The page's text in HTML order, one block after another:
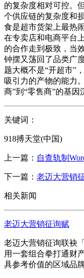
的复杂度相对可控。
个供应链的复杂度和
食是超市货架上最热
在专卖店和电商平台
的合作走到极致，当
钟摆又荡回了品类广
题大概不是“开超市”
吸引力的产物的能力
商”到“零售商”的基因
关键词：
918搏天堂(中国)
上一篇： 自查轨制
下一篇： 老迈大营销
相关新闻
老迈大营销征询赋
老迈大营销征询联袂
用一套组合拳打通财
具参考价值的区域品